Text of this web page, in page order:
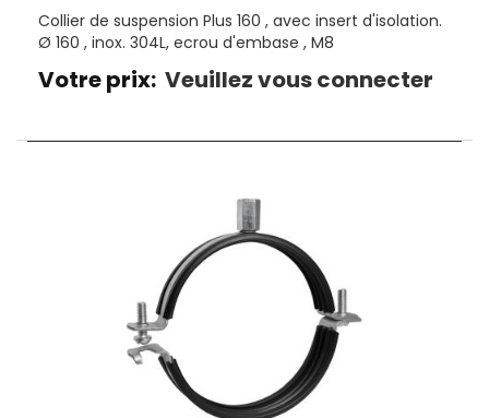
Collier de suspension Plus 160 , avec insert d'isolation.
Ø 160 , inox. 304L, ecrou d'embase , M8
Votre prix: Veuillez vous connecter